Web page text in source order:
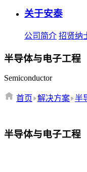
关于安泰
公司简介 招贤纳
半导体与电子工程
Semiconductor
首页 解决方案 半
半导体与电子工程